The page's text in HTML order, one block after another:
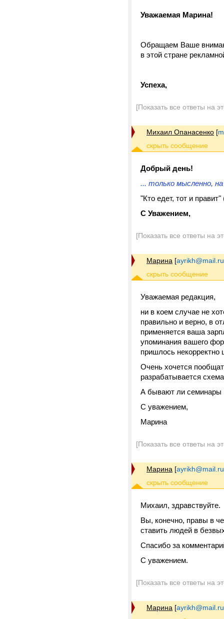
Уважаемая Марина!
Обращаем Ваше
в этой стране
Успеха,
[Показать все ответы на
Михаил Опанасенко [
Добрый день!
... только мысленно,
"Кто едет, тот и
С Уважением,
[Показать все ответы на
Марина [ayrikh@mail.ru
Уважаемая редакция,
ни в коем случае не
правильно и верно, в
применяется ваша
упоминания вашего
пришлось некорректно
Очень хочется
разрабатывается
А бывают ли семинары
С уважением,
Марина
[Показать все ответы на
Марина [ayrikh@mail.ru
Михаил, здравствуйте.
Вы, конечно, правы в
ставить людей в
Спасибо за
С уважением.
[Показать все ответы на
Марина [ayrikh@mail.ru